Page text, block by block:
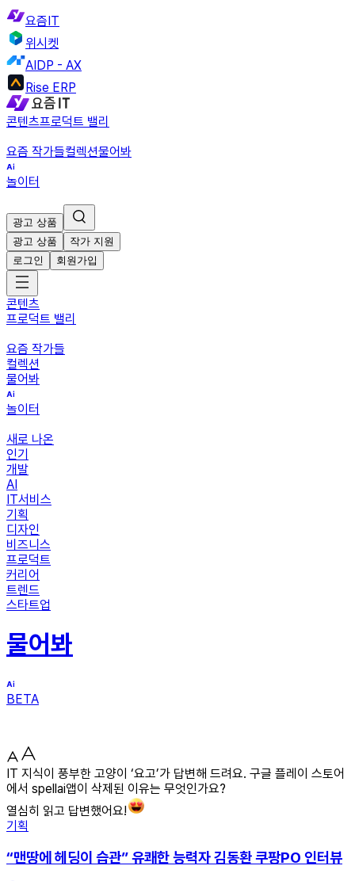
요즘IT
위시켓
AIDP - AX
Rise ERP
콘텐츠프로덕트 밸리
요즘 작가들컬렉션물어봐
놀이터
광고 상품
광고 상품
작가 지원
로그인
회원가입
콘텐츠
프로덕트 밸리
요즘 작가들
컬렉션
물어봐
놀이터
새로 나온
인기
개발
AI
IT서비스
기획
디자인
비즈니스
프로덕트
커리어
트렌드
스타트업
물어봐
BETA
IT 지식이 풍부한 고양이 ‘요고’가 답변해 드려요. 구글 플레이 스토어
에서 spellai앱이 삭제된 이유는 무엇인가요?
열심히 읽고 답변했어요!
기획
“맨땅에 헤딩이 습관” 유쾌한 능력자 김동환 쿠팡PO 인터뷰